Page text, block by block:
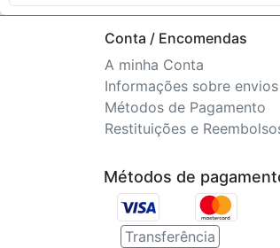
Conta / Encomendas
A minha Conta
Informações sobre envios
Métodos de Pagamento
Restituições e
Métodos de
Transferência